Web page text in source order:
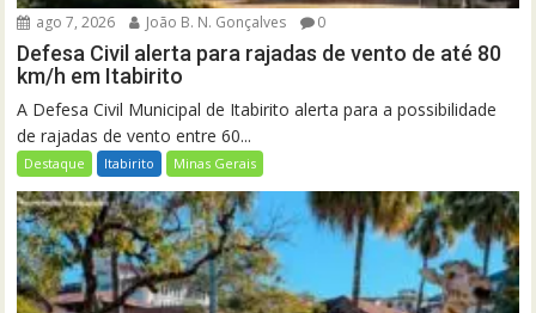
ago 7, 2026 João B. N. Gonçalves 0
Defesa Civil alerta para rajadas de vento de até 80
km/h em Itabirito
A Defesa Civil Municipal de Itabirito alerta para a possibilidade
de rajadas de vento entre 60...
Destaque Itabirito Minas Gerais